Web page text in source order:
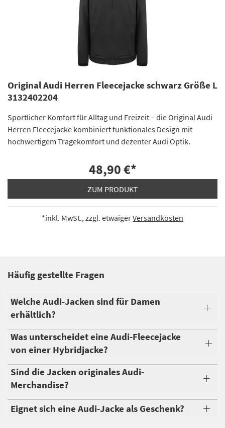
Original Audi Herren Fleecejacke schwarz Größe L
3132402204
Sportlicher Komfort für Alltag und Freizeit – die Original Audi
Herren Fleecejacke kombiniert funktionales Design mit
hochwertigem Tragekomfort und dezenter Audi Optik.
48,90 €*
ZUM PRODUKT
*inkl. MwSt., zzgl. etwaigerVersandkosten
Häufig gestellte Fragen
Welche Audi-Jacken sind für Damen
erhältlich?
Was unterscheidet eine Audi-Fleecejacke
von einer Hybridjacke?
Sind die Jacken originales Audi-
Merchandise?
Eignet sich eine Audi-Jacke als Geschenk?